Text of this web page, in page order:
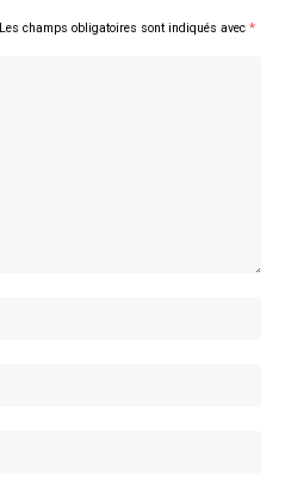
Les champs obligatoires sont indiqués avec *